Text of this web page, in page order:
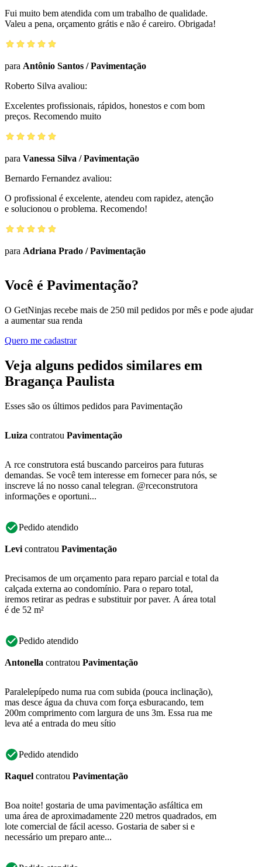
Fui muito bem atendida com um trabalho de qualidade.
Valeu a pena, orçamento grátis e não é careiro. Obrigada!
para Antônio Santos /Pavimentação
Roberto Silva avaliou:
Excelentes profissionais, rápidos, honestos e com bom
preços. Recomendo muito
para Vanessa Silva /Pavimentação
Bernardo Fernandez avaliou:
O profissional é excelente, atendeu com rapidez, atenção
e solucionou o problema. Recomendo!
para Adriana Prado /Pavimentação
Você é Pavimentação?
O GetNinjas recebe mais de 250 mil pedidos por mês e pode ajudar
a aumentar sua renda
Quero me cadastrar
Veja alguns pedidos similares em
Bragança Paulista
Esses são os últimos pedidos para Pavimentação
Luiza contratou Pavimentação
A rce construtora está buscando parceiros para futuras
demandas. Se você tem interesse em fornecer para nós, se
inscreve lá no nosso canal telegran. @rceconstrutora
informações e oportuni...
Pedido atendido
Levi contratou Pavimentação
Precisamos de um orçamento para reparo parcial e total da
calçada externa ao condomínio. Para o reparo total,
iremos retirar as pedras e substituir por paver. A área total
é de 52 m²
Pedido atendido
Antonella contratou Pavimentação
Paralelepípedo numa rua com subida (pouca inclinação),
mas desce água da chuva com força esburacando, tem
200m comprimento com largura de uns 3m. Essa rua me
leva até a entrada do meu sítio
Pedido atendido
Raquel contratou Pavimentação
Boa noite! gostaria de uma pavimentação asfáltica em
uma área de aproximadamente 220 metros quadrados, em
lote comercial de fácil acesso. Gostaria de saber si e
necessário um preparo ante...